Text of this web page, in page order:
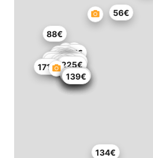
134€
171€
88€
63€
114€
135€
77€
86€
225€
106€
89€
103€
139€
106€
88€
94€
46€77€
56€
86€
207€
54€
54€
54€
67€